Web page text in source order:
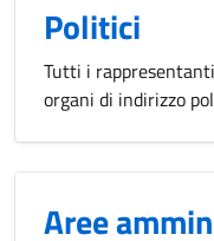
Politici
Tutti i
organi di indirizzo
Aree